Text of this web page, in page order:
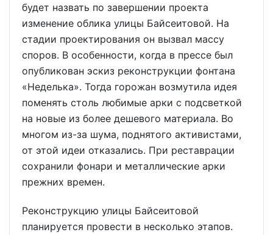
будет назвать по завершении проекта
изменение облика улицы Байсеитовой. На
стадии проектирования он вызвал массу
споров. В особенности, когда в прессе был
опубликован эскиз реконструкции фонтана
«Неделька». Тогда горожан возмутила идея
поменять столь любимые арки с подсветкой
на новые из более дешевого материала. Во
многом из-за шума, поднятого активистами,
от этой идеи отказались. При реставрации
сохранили фонари и металлические арки
прежних времен.
Реконструкцию улицы Байсеитовой
планируется провести в несколько этапов.